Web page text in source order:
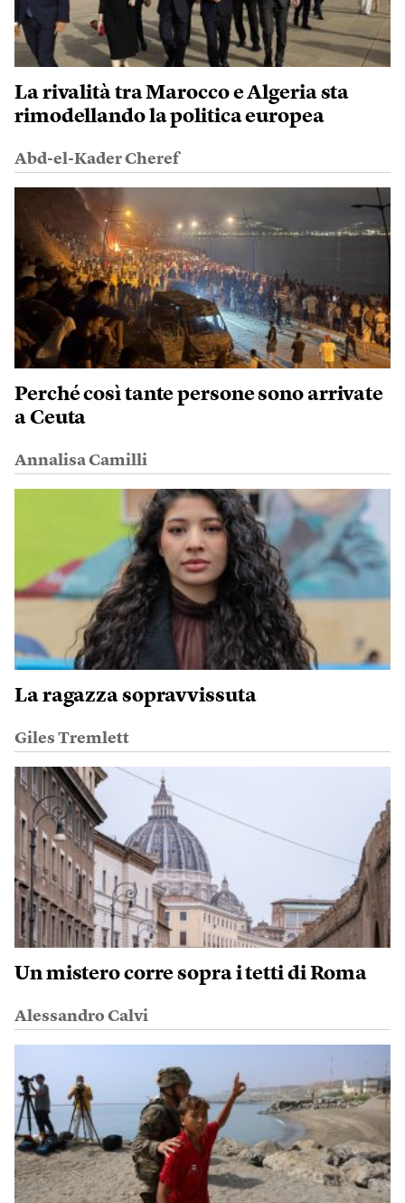
La rivalità tra Marocco e Algeria sta
rimodellando la politica europea
Abd-el-Kader Cheref
Perché così tante persone sono arrivate
a Ceuta
Annalisa Camilli
La ragazza sopravvissuta
Giles Tremlett
Un mistero corre sopra i tetti di Roma
Alessandro Calvi